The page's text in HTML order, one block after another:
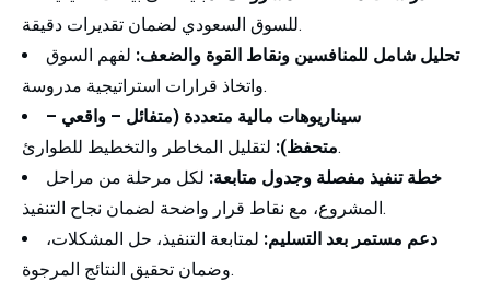
للسوق السعودي لضمان تقديرات دقيقة.
تحليل شامل للمنافسين ونقاط القوة والضعف: لفهم السوق
واتخاذ قرارات استراتيجية مدروسة.
سيناريوهات مالية متعددة (متفائل – واقعي –
متحفظ):لتقليل المخاطر والتخطيط للطوارئ.
خطة تنفيذ مفصلة وجدول متابعة: لكل مرحلة من مراحل
المشروع، مع نقاط قرار واضحة لضمان نجاح التنفيذ.
دعم مستمر بعد التسليم: لمتابعة التنفيذ، حل المشكلات،
وضمان تحقيق النتائج المرجوة.